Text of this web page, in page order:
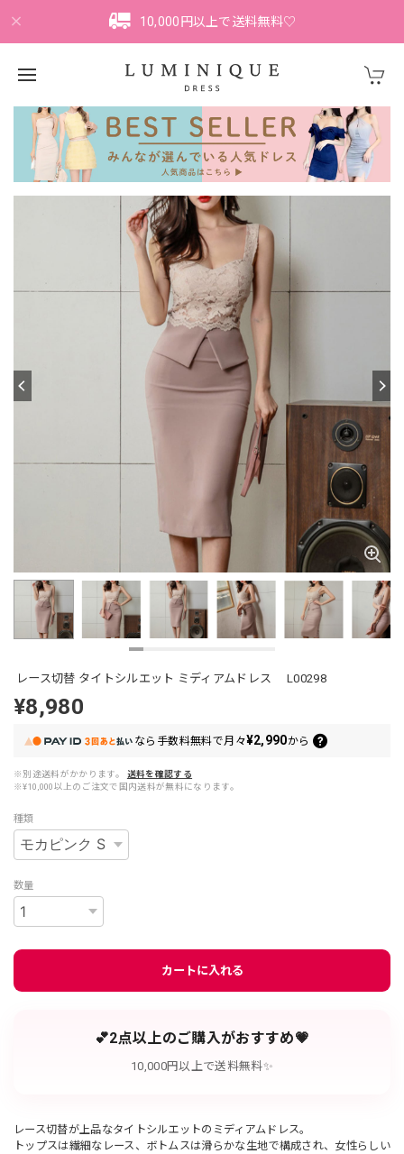
10,000円以上で送料無料♡
レース切替 タイトシルエット ミディアムドレス L00298
¥8,980
なら 手数料無料で月々¥2,990から
※別途送料がかかります。
送料を確認する
※¥10,000以上のご注文で国内送料が無料になります。
種類
数量
カートに入れる
💕2点以上のご購入がおすすめ💗
10,000円以上で送料無料✨
レース切替が上品なタイトシルエットのミディアムドレス。
トップスは繊細なレース、ボトムスは滑らかな生地で構成され、女性らしい